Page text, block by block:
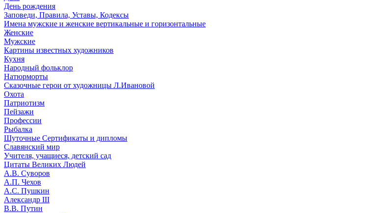
День рождения
Заповеди, Правила, Уставы, Кодексы
Имена мужские и женские вертикальные и горизонтальные
Женские
Мужские
Картины известных художников
Кухня
Народный фольклор
Натюрморты
Сказочные герои от художницы Л.Ивановой
Охота
Патриотизм
Пейзажи
Профессии
Рыбалка
Шуточные Сертификаты и дипломы
Славянский мир
Учителя, учащиеся, детский сад
Цитаты Великих Людей
А.В. Суворов
А.П. Чехов
А.С. Пушкин
Александр III
В.В. Путин